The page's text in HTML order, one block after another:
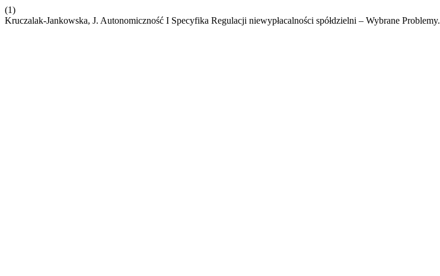
(1)
Kruczalak-Jankowska, J. Autonomiczność I Specyfika Regulacji niewypłacalności spółdzielni – Wybrane Problemy.